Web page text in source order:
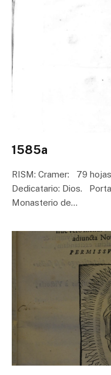
1585a
RISM: Cramer: 79
Dedicatario: Dios.
Monasterio de…